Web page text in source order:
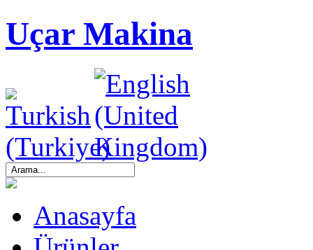
Uçar Makina
Anasayfa